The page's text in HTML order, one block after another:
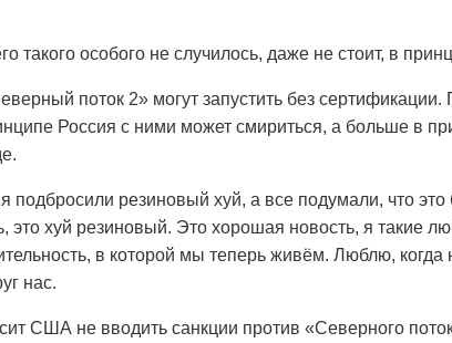
такого особого не случилось, даже не стоит, в
поток 2» могут запустить без сертификации.
Россия с ними может смириться, а больше в
подбросили резиновый хуй, а все подумали, что
это хуй резиновый. Это хорошая новость, я такие
в которой мы теперь живём. Люблю, когда
нас.
США не вводить санкции против «Северного